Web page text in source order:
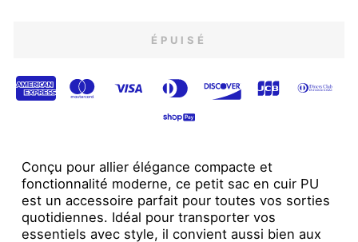
ÉPUISÉ
Conçu pour allier élégance compacte et
fonctionnalité moderne, ce petit sac en cuir PU
est un accessoire parfait pour toutes vos sorties
quotidiennes. Idéal pour transporter vos
essentiels avec style, il convient aussi bien aux